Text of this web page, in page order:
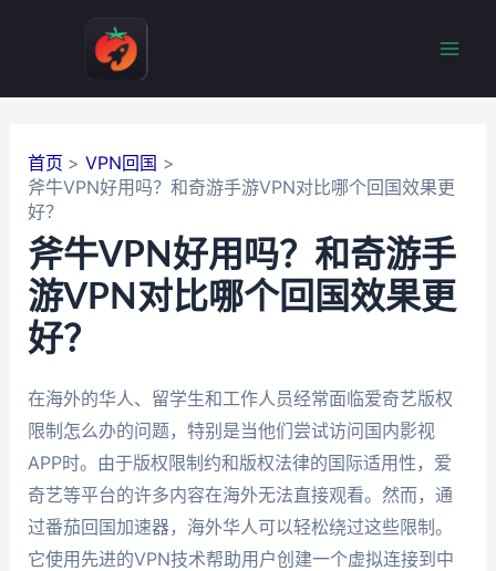
首页
VPN回国
斧牛VPN好用吗？和奇游手游VPN对比哪个回国效果更
好？
斧牛VPN好用吗？和奇游手
游VPN对比哪个回国效果更
好？
在海外的华人、留学生和工作人员经常面临爱奇艺版权
限制怎么办的问题，特别是当他们尝试访问国内影视
APP时。由于版权限制约和版权法律的国际适用性，爱
奇艺等平台的许多内容在海外无法直接观看。然而，通
过番茄回国加速器，海外华人可以轻松绕过这些限制。
它使用先进的VPN技术帮助用户创建一个虚拟连接到中